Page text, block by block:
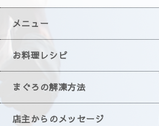
メニュー
お料理レシピ
まぐろの解凍方法
店主からのメッセージ